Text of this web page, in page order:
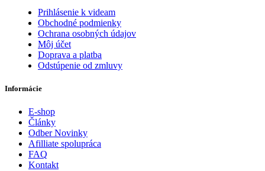
Prihlásenie k videam
Obchodné podmienky
Ochrana osobných údajov
Môj účet
Doprava a platba
Odstúpenie od zmluvy
Informácie
E-shop
Články
Odber Novinky
Afilliate spolupráca
FAQ
Kontakt